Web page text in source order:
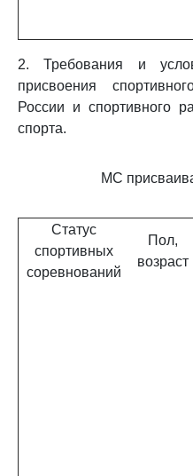
2. Требования и
присвоения
России и спортивного
спорта.
МС
Статус
спортивных
соревнований
Пол,
возраст